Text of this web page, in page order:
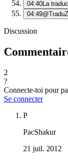
04:40La
04:49
Discussion
2
?
Connecte-toi pour
Se connecter
P
PacShakur
21 juil. 2012